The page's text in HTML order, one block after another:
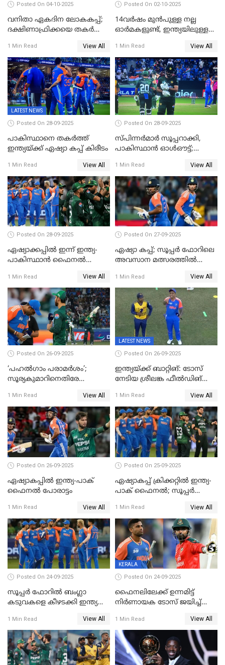
Posted On 04-10-2025
വനിതാ ഏകദിന ലോകകപ്പ്;
ദക്ഷിണാഫ്രിക്കയെ തകർത്ത്
1 Min Read View All
Posted On 02-10-2025
14വർഷം മുൻപുള്ള നല്ല
ഓർമകളുണ്ട്, ഇന്ത്യയിലുള്ള
കാത്തിരിക്കുന്നു; വരവ്
സ്ഥിരീകരിച്ച് മെസി
1 Min Read View All
LATEST NEWS
Posted On 28-09-2025
പാകിസ്ഥാനെ തകർത്ത്
ഇന്ത്യയ്ക്ക് ഏഷ്യാ കപ്പ് കിരീടം
1 Min Read View All
Posted On 28-09-2025
സ്പിന്നർമാർ സൂപ്പറാക്കി,
പാകിസ്ഥാൻ ഓൾഔട്ട്;
വിജയലക്ഷ്യം, കുൽദീപിന് 4
വിക്കറ്റ്
1 Min Read View All
Posted On 28-09-2025
ഏഷ്യാക്കപ്പില്‍ ഇന്ന് ഇന്ത്യ-
പാകിസ്ഥാന്‍ ഫൈനല്‍
1 Min Read View All
Posted On 27-09-2025
ഏഷ്യാ കപ്പ്; സൂപ്പർ ഫോറിലെ
അവസാന മത്സരത്തിൽ
1 Min Read View All
Posted On 26-09-2025
‘പഹൽഗാം പരാമർശം’;
സൂര്യകുമാറിനെതിരേ
ഹാരിസ് റൗഫിനും പിഴ ശിക്ഷ
1 Min Read View All
LATEST NEWS
Posted On 26-09-2025
ഇന്ത്യയ്ക്ക് ബാറ്റിങ്: ടോസ്
നേടിയ ശ്രീലങ്ക ഫീൽഡിങ്
1 Min Read View All
Posted On 26-09-2025
ഏഷ്യാകപ്പില്‍ ഇന്ത്യ-പാക്
ഫൈനല്‍ പോരാട്ടം
1 Min Read View All
Posted On 25-09-2025
ഏഷ്യാകപ്പ് ക്രിക്കറ്റിൽ ഇന്ത്യ-
പാക് ഫൈനല്‍; സൂപ്പർ
തോൽപിച്ച് പാകിസ്ഥാൻ
1 Min Read View All
Posted On 24-09-2025
സൂപ്പർ ഫോറിൽ ബംഗ്ലാ
കടുവകളെ കീഴടക്കി ഇന്ത്യ
1 Min Read View All
KERALA
Posted On 24-09-2025
ഫൈനലിലേക്ക് ഉന്നമിട്ട്
നിര്‍ണായക ടോസ് ജയിച്ച്
ഇന്ത്യയ്ക്ക് ബാറ്റിംഗ്
1 Min Read View All